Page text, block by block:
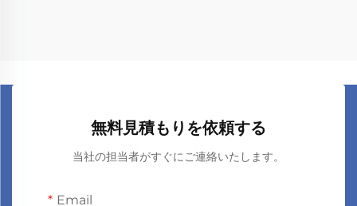
無料見積もりを依頼する
当社の担当者がすぐにご連絡いたします。
Email